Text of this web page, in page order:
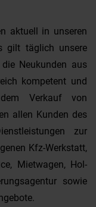
aktuell in unseren
gilt täglich unsere
Neukunden aus
kompetent und
Verkauf von
allen Kunden des
zur
Kfz-Werkstatt,
Mietwagen, Hol-
sowie